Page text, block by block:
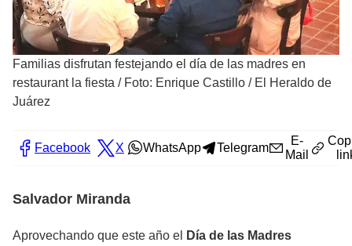
Familias disfrutan festejando el día de las madres en
restaurant la fiesta / Foto: Enrique Castillo / El Heraldo de
Juárez
Facebook X WhatsApp Telegram
E-
Mail
Salvador Miranda
Aprovechando que este año el
Día de las Madres